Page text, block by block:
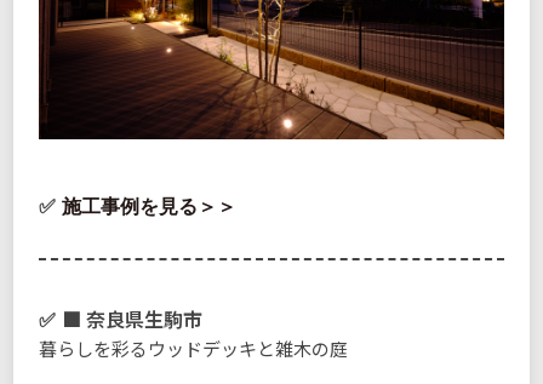
施工事例を見る＞＞
■ 奈良県生駒市
暮らしを彩るウッドデッキと雑木の庭